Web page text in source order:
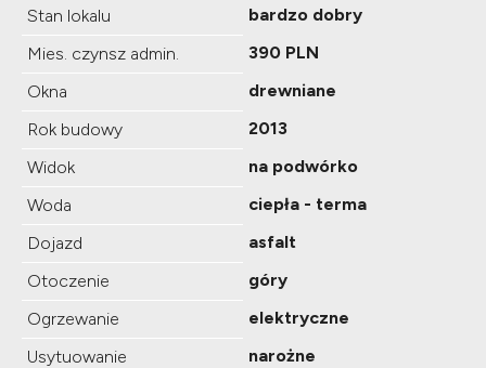
Stan lokalu
bardzo dobry
Mies. czynsz admin.
390 PLN
Okna
drewniane
Rok budowy
2013
Widok
na podwórko
Woda
ciepła - terma
Dojazd
asfalt
Otoczenie
góry
Ogrzewanie
elektryczne
Usytuowanie
narożne